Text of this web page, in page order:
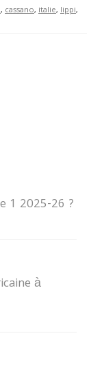
, cassano, italie, lippi,
1 2025-26 ?
à